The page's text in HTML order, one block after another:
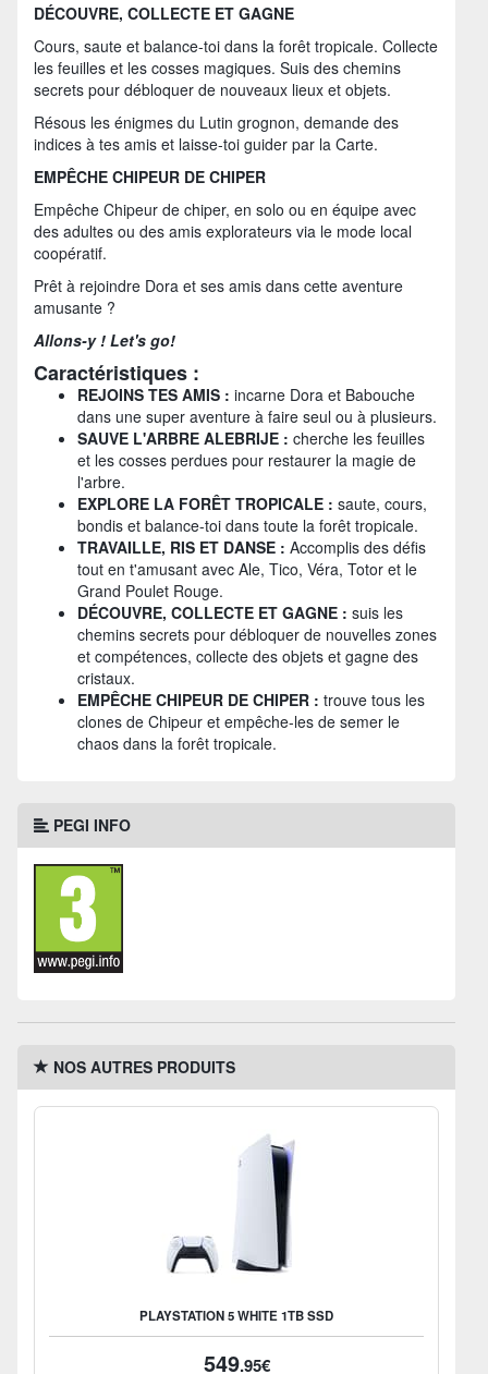
DÉCOUVRE, COLLECTE ET GAGNE
Cours, saute et balance-toi dans la forêt tropicale. Collecte
les feuilles et les cosses magiques. Suis des chemins
secrets pour débloquer de nouveaux lieux et objets.
Résous les énigmes du Lutin grognon, demande des
indices à tes amis et laisse-toi guider par la Carte.
EMPÊCHE CHIPEUR DE CHIPER
Empêche Chipeur de chiper, en solo ou en équipe avec
des adultes ou des amis explorateurs via le mode local
coopératif.
Prêt à rejoindre Dora et ses amis dans cette aventure
amusante ?
Allons-y ! Let's go!
Caractéristiques :
REJOINS TES AMIS : incarne Dora et Babouche
dans une super aventure à faire seul ou à plusieurs.
SAUVE L'ARBRE ALEBRIJE : cherche les feuilles
et les cosses perdues pour restaurer la magie de
l'arbre.
EXPLORE LA FORÊT TROPICALE : saute, cours,
bondis et balance-toi dans toute la forêt tropicale.
TRAVAILLE, RIS ET DANSE : Accomplis des défis
tout en t'amusant avec Ale, Tico, Véra, Totor et le
Grand Poulet Rouge.
DÉCOUVRE, COLLECTE ET GAGNE : suis les
chemins secrets pour débloquer de nouvelles zones
et compétences, collecte des objets et gagne des
cristaux.
EMPÊCHE CHIPEUR DE CHIPER : trouve tous les
clones de Chipeur et empêche-les de semer le
chaos dans la forêt tropicale.
PEGI INFO
NOS AUTRES PRODUITS
PLAYSTATION 5 WHITE 1TB SSD
549.95€